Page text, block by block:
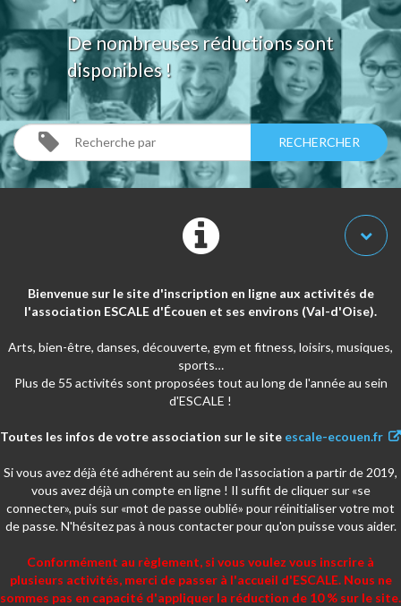
De nombreuses réductions sont
disponibles !
Bienvenue sur le site d'inscription en ligne aux activités de
l'association ESCALE d'Écouen et ses environs (Val-d'Oise).
Arts, bien-être, danses, découverte, gym et fitness, loisirs, musiques,
sports…
Plus de 55 activités sont proposées tout au long de l'année au sein
d'ESCALE !
Toutes les infos de votre association sur le site escale-ecouen.fr
Si vous avez déjà été adhérent au sein de l'association a partir de 2019,
vous avez déjà un compte en ligne ! Il suffit de cliquer sur «se
connecter», puis sur «mot de passe oublié» pour réinitialiser votre mot
de passe. N'hésitez pas à nous contacter pour qu'on puisse vous aider.
Conformément au règlement, si vous voulez vous inscrire à
plusieurs activités, merci de passer à l'accueil d'ESCALE. Nous ne
sommes pas en capacité d'appliquer la réduction de 10 % sur le site.